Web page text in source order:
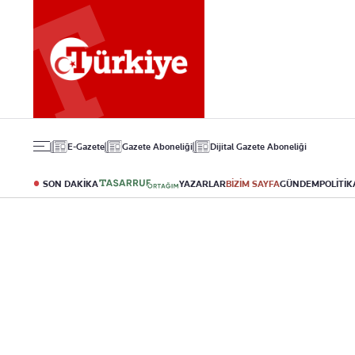
E-Gazete Gazete Aboneliği Dijital Gazete Aboneliği
SON DAKİKA YAZARLARBİZİM SAYFAGÜNDEM
Gündem
Politika
Eğitim
Altın
Döviz
Kripto Para
T-Otomobil
Avrupa Ligi